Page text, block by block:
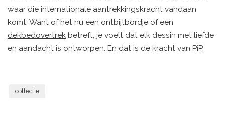
waar die internationale aantrekkingskracht vandaan
komt. Want of het nu een ontbijtbordje of een
dekbedovertrek betreft; je voelt dat elk dessin met liefde
en aandacht is ontworpen. En dat is de kracht van PiP.
collectie